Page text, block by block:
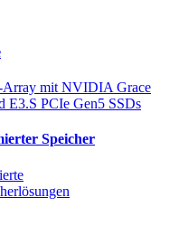
Array mit NVIDIA Grace
E3.S PCIe Gen5 SSDs
Speicher